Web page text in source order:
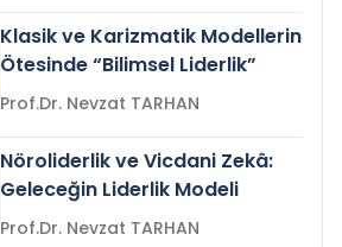
Klasik ve Karizmatik Modellerin
Ötesinde “Bilimsel Liderlik”
Prof.Dr. Nevzat TARHAN
Nöroliderlik ve Vicdani Zekâ:
Geleceğin Liderlik Modeli
Prof.Dr. Nevzat TARHAN